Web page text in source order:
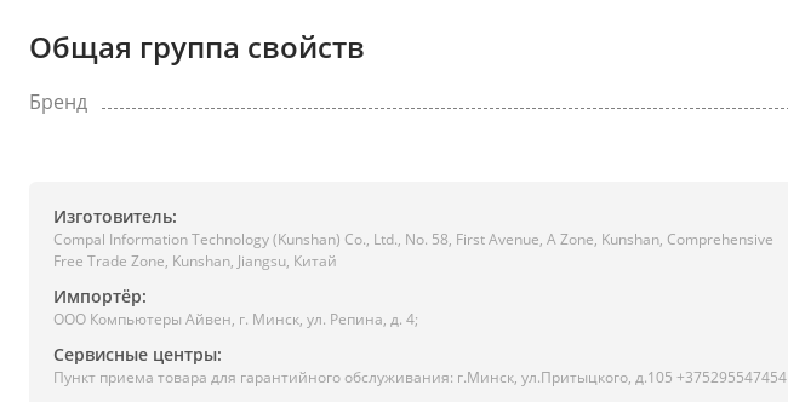
Общая группа свойств
Бренд
Изготовитель:
Compal Information Technology (Kunshan) Co., Ltd., No. 58, First Avenue, A Zone, Kunshan, Comprehensive
Free Trade Zone, Kunshan, Jiangsu, Китай
Импортёр:
ООО Компьютеры Айвен, г. Минск, ул. Репина, д. 4;
Сервисные центры:
Пункт приема товара для гарантийного обслуживания: г.Минск, ул.Притыцкого, д.105 +375295547454